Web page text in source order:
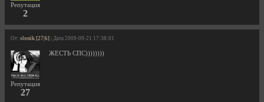
Репутация
2
От: slonik [27|6] | Дата 2009-09-21 17:38:01
Репутация
27
ЖЕСТЬ СПС))))))))